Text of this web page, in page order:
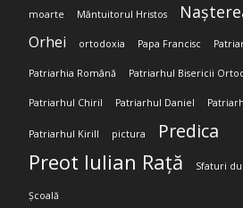
moarte Mântuitorul Hristos
Orhei ortodoxia Papa Francisc
Patriarhia Română Patriarhul Bisericii
Patriarhul Chiril Patriarhul Daniel
Patriarhul Kirill pictura Predica
Preot Iulian Rață Sfaturi
Școală